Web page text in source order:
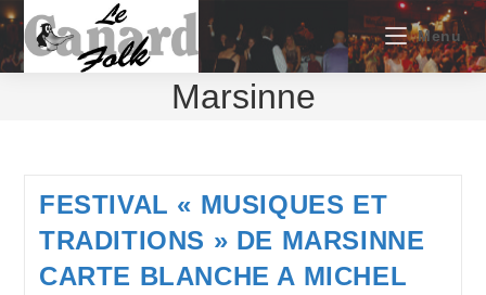
Skip
to
content
Menu
Marsinne
FESTIVAL « MUSIQUES ET
TRADITIONS » DE MARSINNE
CARTE BLANCHE A MICHEL